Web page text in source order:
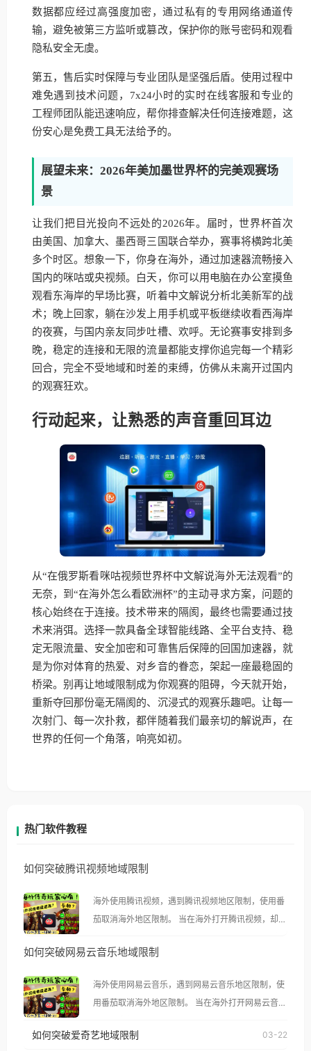
数据都应经过高强度加密，通过私有的专用网络通道传
输，避免被第三方监听或篡改，保护你的账号密码和观看
隐私安全无虞。
第五，售后实时保障与专业团队是坚强后盾。使用过程中
难免遇到技术问题，7x24小时的实时在线客服和专业的
工程师团队能迅速响应，帮你排查解决任何连接难题，这
份安心是免费工具无法给予的。
展望未来：2026年美加墨世界杯的完美观赛场
景
让我们把目光投向不远处的2026年。届时，世界杯首次
由美国、加拿大、墨西哥三国联合举办，赛事将横跨北美
多个时区。想象一下，你身在海外，通过加速器流畅接入
国内的咪咕或央视频。白天，你可以用电脑在办公室摸鱼
观看东海岸的早场比赛，听着中文解说分析北美新军的战
术；晚上回家，躺在沙发上用手机或平板继续收看西海岸
的夜赛，与国内亲友同步吐槽、欢呼。无论赛事安排到多
晚，稳定的连接和无限的流量都能支撑你追完每一个精彩
回合，完全不受地域和时差的束缚，仿佛从未离开过国内
的观赛狂欢。
行动起来，让熟悉的声音重回耳边
从“在俄罗斯看咪咕视频世界杯中文解说海外无法观看”的
无奈，到“在海外怎么看欧洲杯”的主动寻求方案，问题的
核心始终在于连接。技术带来的隔阂，最终也需要通过技
术来消弭。选择一款具备全球智能线路、全平台支持、稳
定无限流量、安全加密和可靠售后保障的回国加速器，就
是为你对体育的热爱、对乡音的眷恋，架起一座最稳固的
桥梁。别再让地域限制成为你观赛的阻碍，今天就开始，
重新夺回那份毫无隔阂的、沉浸式的观赛乐趣吧。让每一
次射门、每一次扑救，都伴随着我们最亲切的解说声，在
世界的任何一个角落，响亮如初。
热门软件教程
如何突破腾讯视频地域限制
海外使用腾讯视频，遇到腾讯视频地区限制，使用番
茄取消海外地区限制。 当在海外打开腾讯视频，却突
示语。 海外用户如香港、澳门、台湾、美国、加拿
像其他音乐平台一样，出现地区及版权限制问题，且
仅能在中国大陆地区播放。 遇到这个问题的朋友们，
使用番茄回国加速器，即可解决「海外用户收听腾讯
如何突破网易云音乐地域限制
海外使用网易云音乐，遇到网易云音乐地区限制，使
用番茄取消海外地区限制。 当在海外打开网易云音
播放”的提示语。 海外用户如香港、澳门、台湾、美
如何突破爱奇艺地域限制 03-22